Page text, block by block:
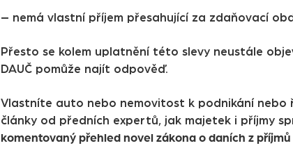
– nemá vlastní příjem přesahující za zdaňovací
Přesto se kolem uplatnění této slevy neustále
DAUČ pomůže najít odpověď.
Vlastníte auto nebo nemovitost k podnikání nebo
články od předních expertů, jak majetek i příjmy
komentovaný přehled novel zákona o daních z